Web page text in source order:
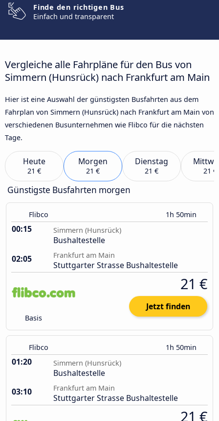
Finde den richtigen Bus
Einfach und transparent
Vergleiche alle Fahrpläne für den Bus von
Simmern (Hunsrück) nach Frankfurt am Main
Hier ist eine Auswahl der günstigsten Busfahrten aus dem
Fahrplan von Simmern (Hunsrück) nach Frankfurt am Main von
verschiedenen Busunternehmen wie Flibco für die nächsten
Tage.
Heute
21 €
Morgen
21 €
Dienstag
21 € 21 €
Günstigste Busfahrten morgen
Flibco 1h 50min
00:15 Simmern (Hunsrück)
Bushaltestelle
02:05
Frankfurt am Main
Stuttgarter Strasse Bushaltestelle
Basis
21 €
Jetzt finden
Flibco 1h 50min
01:20 Simmern (Hunsrück)
Bushaltestelle
03:10
Frankfurt am Main
Stuttgarter Strasse Bushaltestelle
21 €